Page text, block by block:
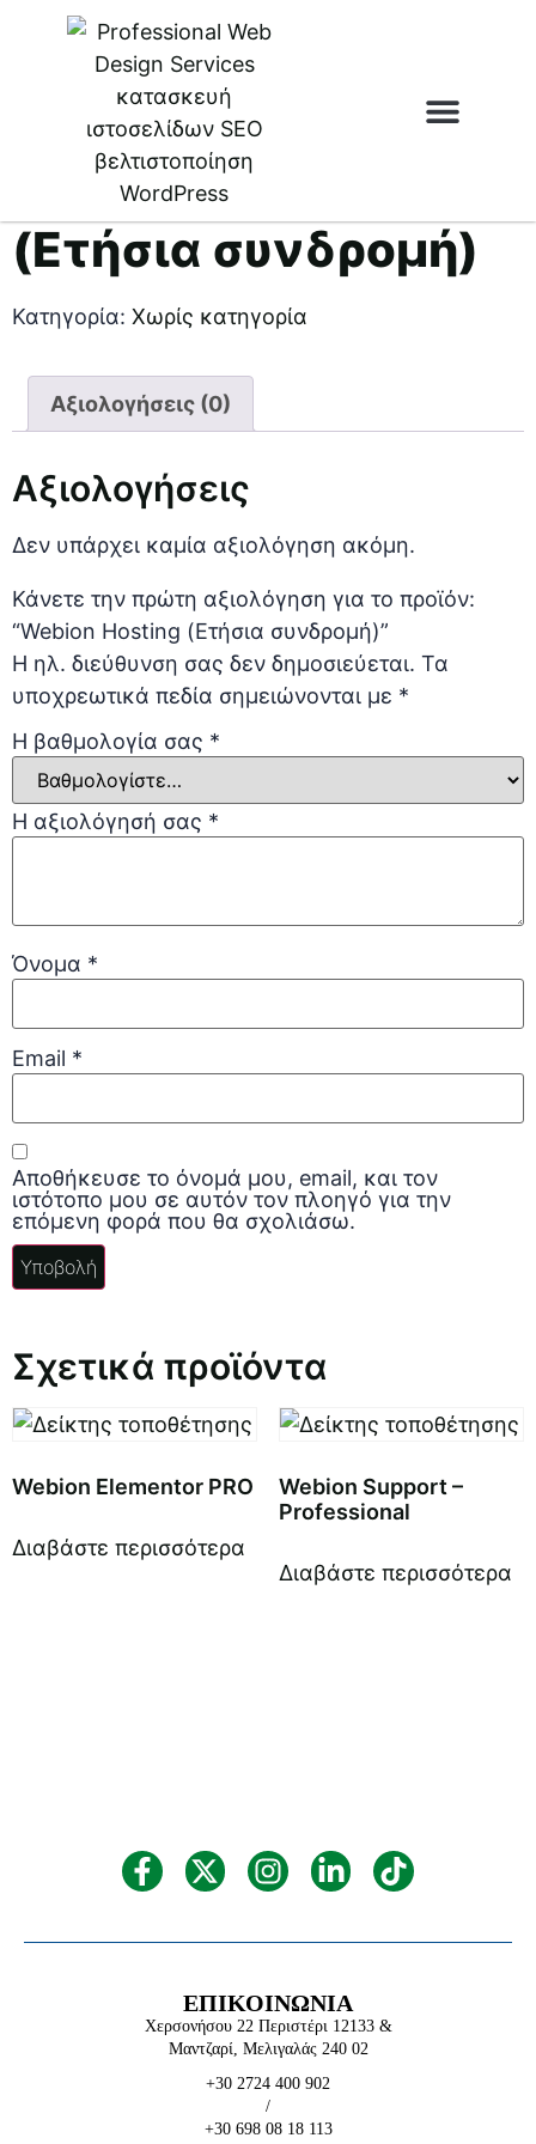
Αρχική σελίδα
Hosting (Ετήσια συνδρομή)
Webion Hosting
(Ετήσια συνδρομή)
Κατηγορία: Χωρίς κατηγορία
Αξιολογήσεις (0)
Αξιολογήσεις
Δεν υπάρχει καμία αξιολόγηση ακόμη.
Κάνετε την πρώτη αξιολόγηση για το προϊόν:
“Webion Hosting (Ετήσια συνδρομή)”
Η ηλ. διεύθυνση σας δεν δημοσιεύεται. Τα
υποχρεωτικά πεδία σημειώνονται με *
Η βαθμολογία σας *
Η αξιολόγησή σας *
Όνομα *
Email *
Αποθήκευσε το όνομά μου, email, και τον
ιστότοπο μου σε αυτόν τον πλοηγό για την
επόμενη φορά που θα σχολιάσω.
Σχετικά προϊόντα
Webion Elementor PRO
Διαβάστε περισσότερα
Webion Support –
Professional
Διαβάστε περισσότερα
ΕΠΙΚΟΙΝΩΝΙΑ
Χερσονήσου 22 Περιστέρι 12133 &
Μαντζαρί, Μελιγαλάς 240 02
+30 2724 400 902
/
+30 698 08 18 113